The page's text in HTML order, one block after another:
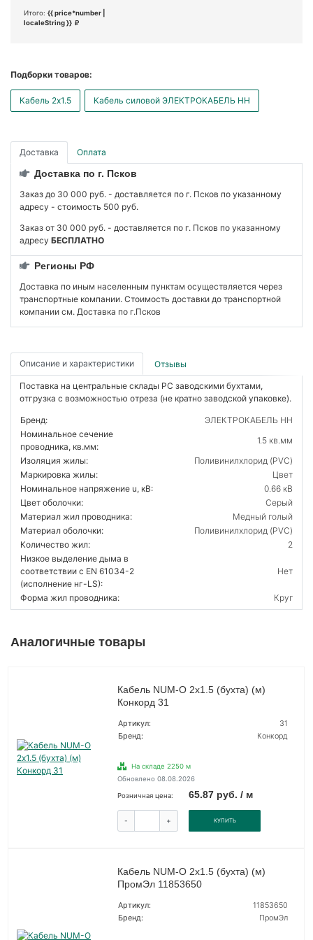
Итого: {{ price*number |
localeString }}
Подборки товаров:
Кабель 2x1.5 Кабель силовой ЭЛЕКТРОКАБЕЛЬ НН
Доставка Оплата
Доставка по г. Псков
Заказ до 30 000 руб. - доставляется по г. Псков по указанному
адресу - стоимость 500 руб.
Заказ от 30 000 руб. - доставляется по г. Псков по указанному
адресу БЕСПЛАТНО
Регионы РФ
Доставка по иным населенным пунктам осуществляется через
транспортные компании. Стоимость доставки до транспортной
компании см. Доставка по г.Псков
Описание и характеристики Отзывы
Поставка на центральные склады РС заводскими бухтами,
отгрузка с возможностью отреза (не кратно заводской упаковке).
Бренд:
ЭЛЕКТРОКАБЕЛЬ НН
Номинальное сечение
проводника, кв.мм:
1.5 кв.мм
Изоляция жилы:
Поливинилхлорид (PVC)
Маркировка жилы:
Цвет
Номинальное напряжение u, кВ:
0.66 кВ
Цвет оболочки:
Серый
Материал жил проводника:
Медный голый
Материал оболочки:
Поливинилхлорид (PVC)
Количество жил:
2
Низкое выделение дыма в
соответствии с EN 61034-2
(исполнение нг-LS):
Нет
Форма жил проводника: Круг
Аналогичные товары
Кабель NUM-O 2х1.5 (бухта) (м)
Конкорд 31
Артикул:
31
Бренд:
Конкорд
На складе 2250 м
Обновлено 08.08.2026
Розничная цена: 65.87 руб. / м
- + КУПИТЬ
Кабель NUM-O 2х1.5 (бухта) (м)
ПромЭл 11853650
Артикул:
11853650
Бренд:
ПромЭл